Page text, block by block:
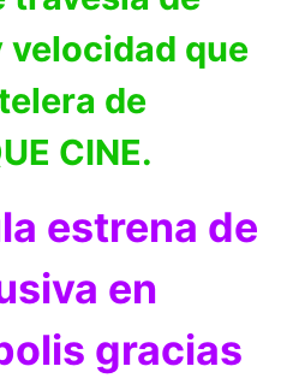
que
de
CINE.
estrena de
en
gracias